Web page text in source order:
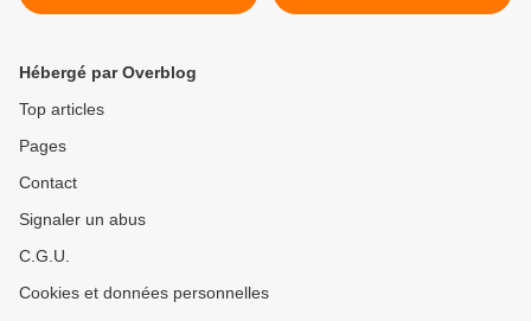
rasent même plus avant
Hébergé par Overblog
Top articles
Pages
Contact
Signaler un abus
C.G.U.
Cookies et données personnelles